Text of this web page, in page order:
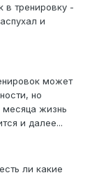
в тренировку -
и
может
но
месяца жизнь
и далее...
ли какие